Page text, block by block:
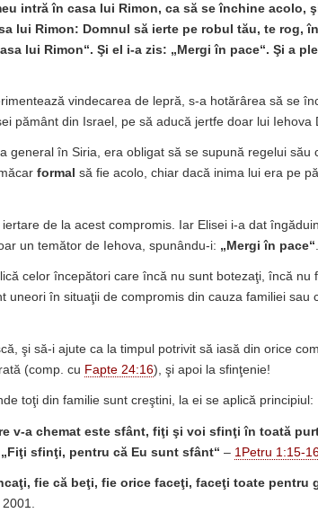
intră în casa lui Rimon, ca să se închine acolo,
lui Rimon: Domnul să ierte pe robul tău, te rog,
lui Rimon“. Şi el i-a zis: „Mergi în pace“. Şi a
vindecarea de lepră, s-a hotărârea să se
pământ din Israel, pe să aducă jertfe doar lui Iehova
general în Siria, era obligat să se supună regelui său
formal să fie acolo, chiar dacă inima lui era pe
de la acest compromis. Iar Elisei i-a dat
un temător de Iehova, spunându-i: „Mergi în pace“
celor începători care încă nu sunt botezaţi, încă nu
uneori în situaţii de compromis din cauza familiei sau
şi să-i ajute ca la timpul potrivit să iasă din orice
(comp. cu Fapte 24:16), şi apoi la sfinţenie!
toţi din familie sunt creştini, la ei se aplică principiul:
v-a chemat este sfânt, fiţi şi voi sfinţi în toată
sfinţi, pentru că Eu sunt sfânt“ – 1Petru 1:15-
fie că beţi, fie orice faceţi, faceţi toate pentru
2001.